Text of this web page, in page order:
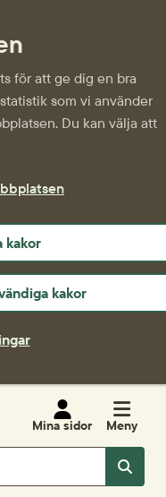
för att ge dig en bra
som vi använder
Du kan välja att
kakor
kakor
Mina sidor Meny
Sök